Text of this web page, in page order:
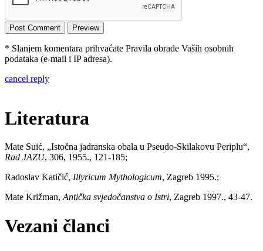
* Slanjem komentara prihvaćate Pravila obrade Vaših osobnih
podataka (e-mail i IP adresa).
cancel reply
Literatura
Mate Suić, „Istočna jadranska obala u Pseudo-Skilakovu Periplu“,
Rad JAZU, 306, 1955., 121-185;
Radoslav Katičić, Illyricum Mythologicum, Zagreb 1995.;
Mate Križman, Antička svjedočanstva o Istri, Zagreb 1997., 43-47.
Vezani članci